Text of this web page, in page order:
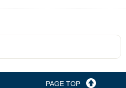
PAGE TOP